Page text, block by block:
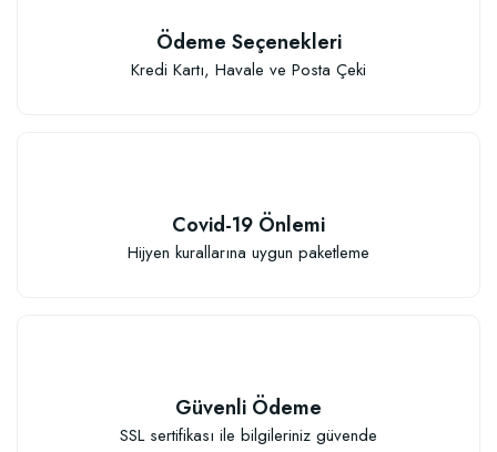
Ödeme Seçenekleri
Kredi Kartı, Havale ve Posta Çeki
Covid-19 Önlemi
Hijyen kurallarına uygun paketleme
Güvenli Ödeme
SSL sertifikası ile bilgileriniz güvende